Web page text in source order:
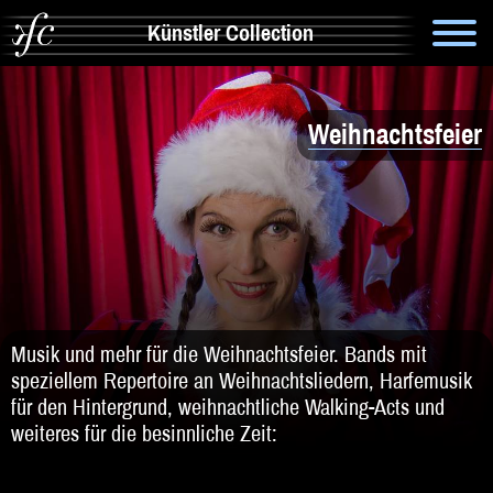
Künstler Collection
Suche
Info
Artistik & Tanz
Bands
Solomusiker
Zauberer & Co
Alleinunterhalter
Weihnachtsfeier
Musik und mehr für die Weihnachtsfeier. Bands mit
speziellem Repertoire an Weihnachtsliedern, Harfemusik
für den Hintergrund, weihnachtliche Walking-Acts und
weiteres für die besinnliche Zeit: